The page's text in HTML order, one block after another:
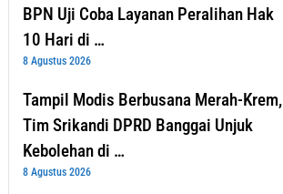
BPN Uji Coba Layanan Peralihan Hak
10 Hari di …
8 Agustus 2026
Tampil Modis Berbusana Merah-Krem,
Tim Srikandi DPRD Banggai Unjuk
Kebolehan di …
8 Agustus 2026